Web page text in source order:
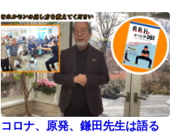
コロナ、原発、鎌田先生は語る